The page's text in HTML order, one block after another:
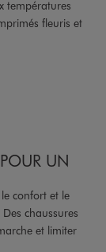
températures
fleuris et
UN
confort et le
chaussures
et limiter